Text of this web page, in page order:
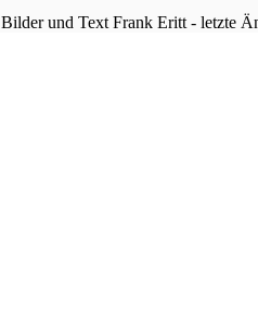
Bilder und Text Frank Eritt - letzte